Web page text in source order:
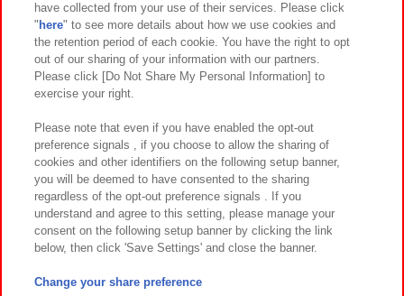
関連会社 サステナビリティ サイトポリシー
プライバシーポリシー ウェブアクセシビリティ方針と検証結果
お取引先さまとともに
カスタマーハラスメント対応方針 よくあるご質問・お問い合わせ
©Bandai Namco Amusement Inc.
©Bandai Namco Amusement Lab Inc.
have collected from your use of their services. Please click
" here" to see more details about how we use cookies and
the retention period of each cookie. You have the right to opt
out of our sharing of your information with our partners.
Please click [Do Not Share My Personal Information] to
exercise your right.
Please note that even if you have enabled the opt-out
preference signals , if you choose to allow the sharing of
cookies and other identifiers on the following setup banner,
you will be deemed to have consented to the sharing
regardless of the opt-out preference signals . If you
understand and agree to this setting, please manage your
consent on the following setup banner by clicking the link
below, then click 'Save Settings' and close the banner.
Change your share preference